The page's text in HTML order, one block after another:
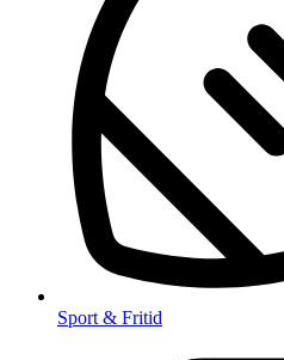
Sport & Fritid